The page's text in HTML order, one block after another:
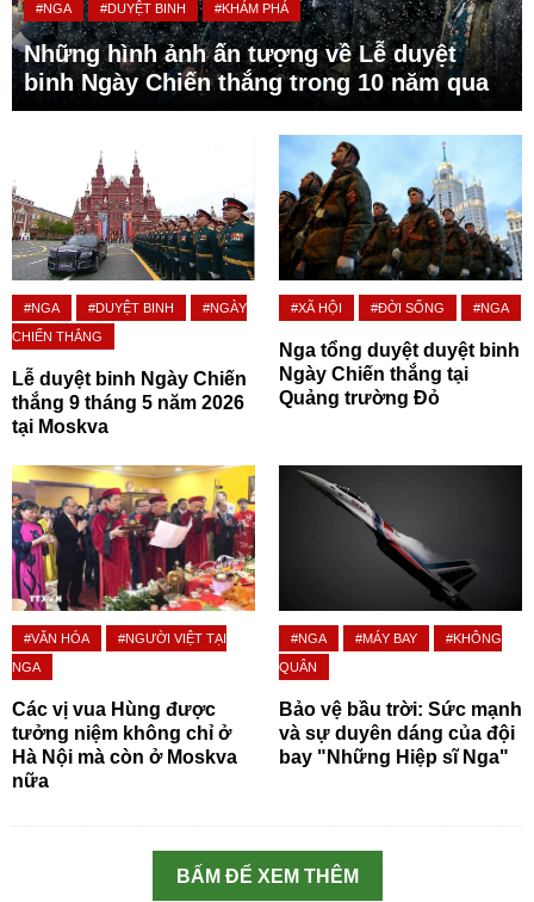
#NGA #DUYỆT BINH #KHÁM PHÁ
Những hình ảnh ấn tượng về Lễ duyệt
binh Ngày Chiến thắng trong 10 năm qua
#NGA #DUYỆT BINH
#NGÀY
CHIẾN THẮNG
Lễ duyệt binh Ngày Chiến
thắng 9 tháng 5 năm 2026
tại Moskva
#XÃ HỘI #ĐỜI SỐNG #NGA
Nga tổng duyệt duyệt binh
Ngày Chiến thắng tại
Quảng trường Đỏ
#VĂN HÓA
#NGƯỜI VIỆT TẠI
NGA
Các vị vua Hùng được
tưởng niệm không chỉ ở
Hà Nội mà còn ở Moskva
nữa
#NGA #MÁY BAY
#KHÔNG
QUÂN
Bảo vệ bầu trời: Sức mạnh
và sự duyên dáng của đội
bay "Những Hiệp sĩ Nga"
BẤM ĐỂ XEM THÊM